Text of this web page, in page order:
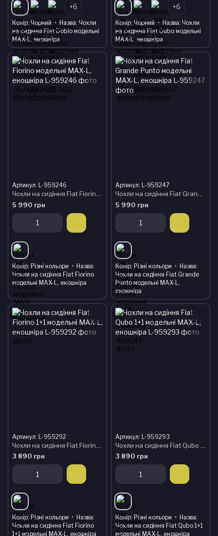
+6
Колір Чорний Назва Чохли
на сидіння Fiat Doblo модельні
MAX-L, екошкіра
+6
Колір Чорний Назва Чохли
на сидіння Fiat Qubo модельні
MAX-L, екошкіра
Артикул: L-959246
Чохли на сидіння Fiat Fiorino модельні MAX-L, екошкіра
5 990 грн
Колір Різні кольори
Назва
Чохли на сидіння Fiat Fiorino
модельні MAX-L, екошкіра
Артикул: L-959247
Чохли на сидіння Fiat Grande Punto модельні MAX-L, екошкіра
5 990 грн
Колір Різні кольори
Назва
Чохли на сидіння Fiat Grande
Punto модельні MAX-L,
екошкіра
Артикул: L-959292
Чохли на сидіння Fiat Fiorino 1+1 модельні MAX-L, екошкіра
3 890 грн
Колір Різні кольори
Назва
Чохли на сидіння Fiat Fiorino
1+1 модельні MAX-L, екошкіра
Артикул: L-959293
Чохли на сидіння Fiat Qubo 1+1 модельні MAX-L, екошкіра
3 890 грн
Колір Різні кольори
Назва
Чохли на сидіння Fiat Qubo 1+1
модельні MAX-L, екошкіра